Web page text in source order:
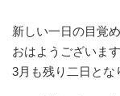
新しい一日の目覚
おはようございます
3月も残り二日とな